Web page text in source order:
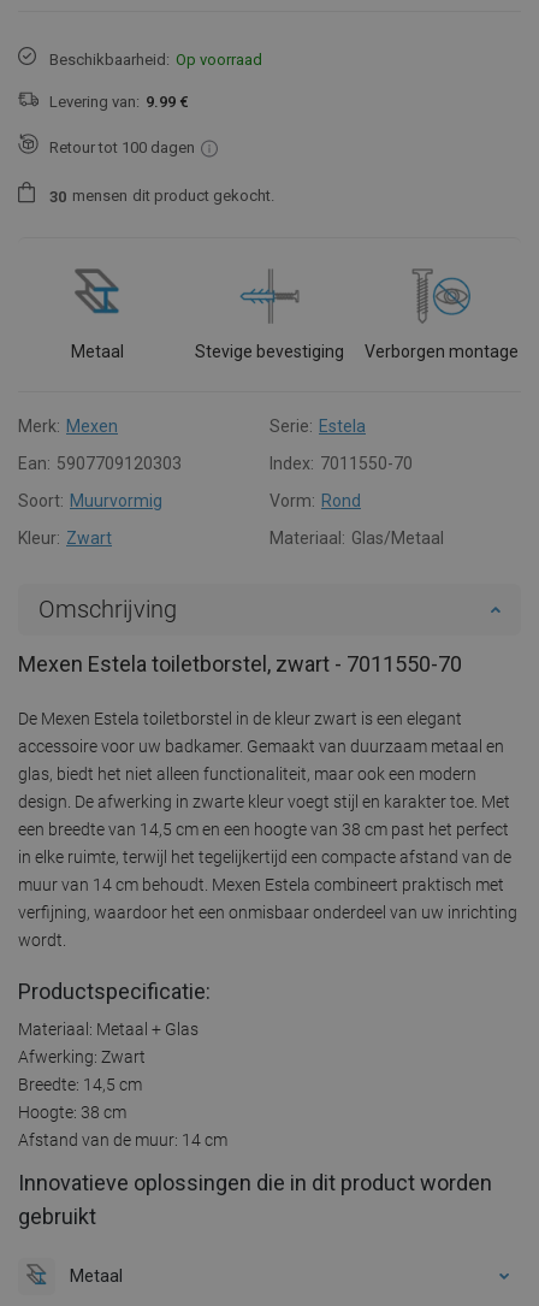
Beschikbaarheid: Op voorraad
Levering van: 9.99 €
Retour tot 100 dagen
30 mensen dit product gekocht.
Metaal Stevige bevestiging Verborgen montage
Merk: Mexen Serie: Estela
Ean: 5907709120303 Index: 7011550-70
Soort: Muurvormig Vorm: Rond
Kleur: Zwart Materiaal: Glas/Metaal
Omschrijving
Mexen Estela toiletborstel, zwart - 7011550-70
De Mexen Estela toiletborstel in de kleur zwart is een elegant
accessoire voor uw badkamer. Gemaakt van duurzaam metaal en
glas, biedt het niet alleen functionaliteit, maar ook een modern
design. De afwerking in zwarte kleur voegt stijl en karakter toe. Met
een breedte van 14,5 cm en een hoogte van 38 cm past het perfect
in elke ruimte, terwijl het tegelijkertijd een compacte afstand van de
muur van 14 cm behoudt. Mexen Estela combineert praktisch met
verfijning, waardoor het een onmisbaar onderdeel van uw inrichting
wordt.
Productspecificatie:
Materiaal: Metaal + Glas
Afwerking: Zwart
Breedte: 14,5 cm
Hoogte: 38 cm
Afstand van de muur: 14 cm
Innovatieve oplossingen die in dit product worden
gebruikt
Metaal